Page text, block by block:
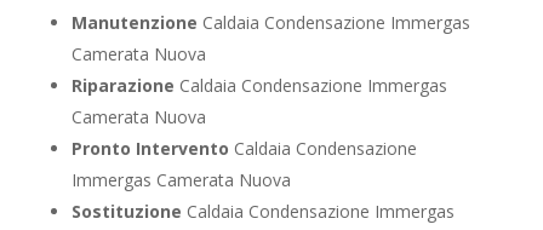
Manutenzione Caldaia Condensazione Immergas
Camerata Nuova
Riparazione Caldaia Condensazione Immergas
Camerata Nuova
Pronto Intervento Caldaia Condensazione
Immergas Camerata Nuova
Sostituzione Caldaia Condensazione Immergas